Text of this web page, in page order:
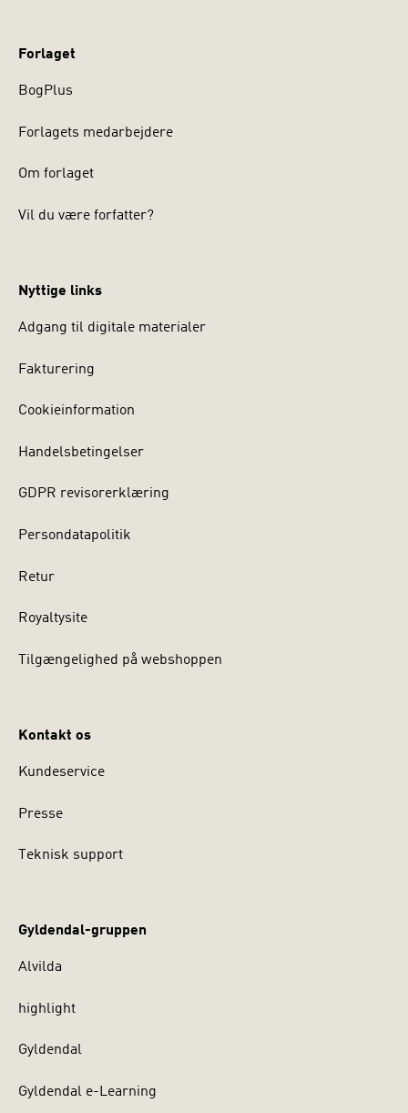
Forlaget
BogPlus
Forlagets medarbejdere
Om forlaget
Vil du være forfatter?
Nyttige links
Adgang til digitale materialer
Fakturering
Cookieinformation
Handelsbetingelser
GDPR revisorerklæring
Persondatapolitik
Retur
Royaltysite
Tilgængelighed på webshoppen
Kontakt os
Kundeservice
Presse
Teknisk support
Gyldendal-gruppen
Alvilda
highlight
Gyldendal
Gyldendal e-Learning